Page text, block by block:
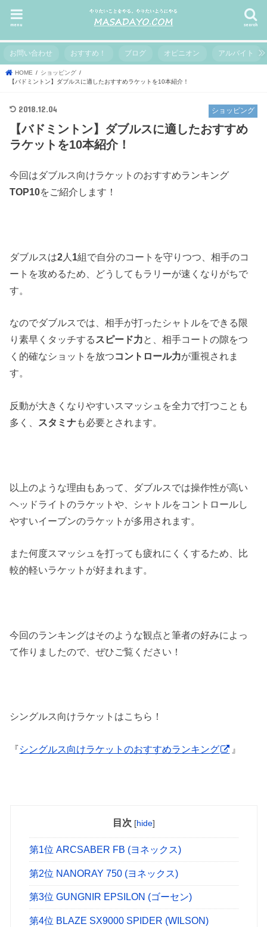
search
menu
お問い合わせ おすすめ！ ブログ オピニオン アルバイト
HOME
ショッピング
【バドミントン】ダブルスに適したおすすめラケットを10本紹介！
ショッピング
2018.12.04
【バドミントン】ダブルスに適したおすすめ
ラケットを10本紹介！
今回はダブルス向けラケットのおすすめランキング
TOP10をご紹介します！
ダブルスは2 人 1組で自分のコートを守りつつ、相手のコ
ートを攻めるため、どうしてもラリーが速くなりがちで
す。
なのでダブルスでは、相手が打ったシャトルをできる限
り素早くタッチする スピード力と、相手コートの隙をつ
く的確なショットを放つコントロール力が重視されま
す。
反動が大きくなりやすいスマッシュを全力で打つことも
多く、 スタミナも必要とされます。
以上のような理由もあって、ダブルスでは操作性が高い
ヘッドライトのラケットや、シャトルをコントロールし
やすいイーブンのラケットが多用されます。
また何度スマッシュを打っても疲れにくくするため、比
較的軽いラケットが好まれます。
今回のランキングはそのような観点と筆者の好みによっ
て作りましたので、ぜひご覧ください！
シングルス向けラケットはこちら！
『シングルス向けラケットのおすすめランキング 』
目次 [hide]
第1位 ARCSABER FB (ヨネックス)
第2位 NANORAY 750 (ヨネックス)
第3位 GUNGNIR EPSILON (ゴーセン)
第4位 BLAZE SX9000 SPIDER (WILSON)